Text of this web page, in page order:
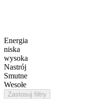
Energia
niska
wysoka
Nastrój
Smutne
Wesołe
Zastosuj filtry